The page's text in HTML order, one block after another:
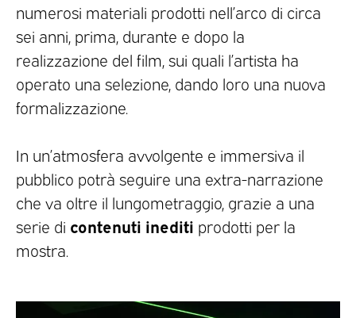
numerosi materiali prodotti nell’arco di circa
sei anni, prima, durante e dopo la
realizzazione del film, sui quali l’artista ha
operato una selezione, dando loro una nuova
formalizzazione.
In un’atmosfera avvolgente e immersiva il
pubblico potrà seguire una extra-narrazione
che va oltre il lungometraggio, grazie a una
serie di contenuti inediti prodotti per la
mostra.